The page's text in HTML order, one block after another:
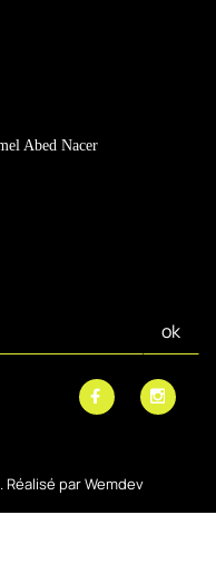
Abed Nacer
Réalisé parWemdev